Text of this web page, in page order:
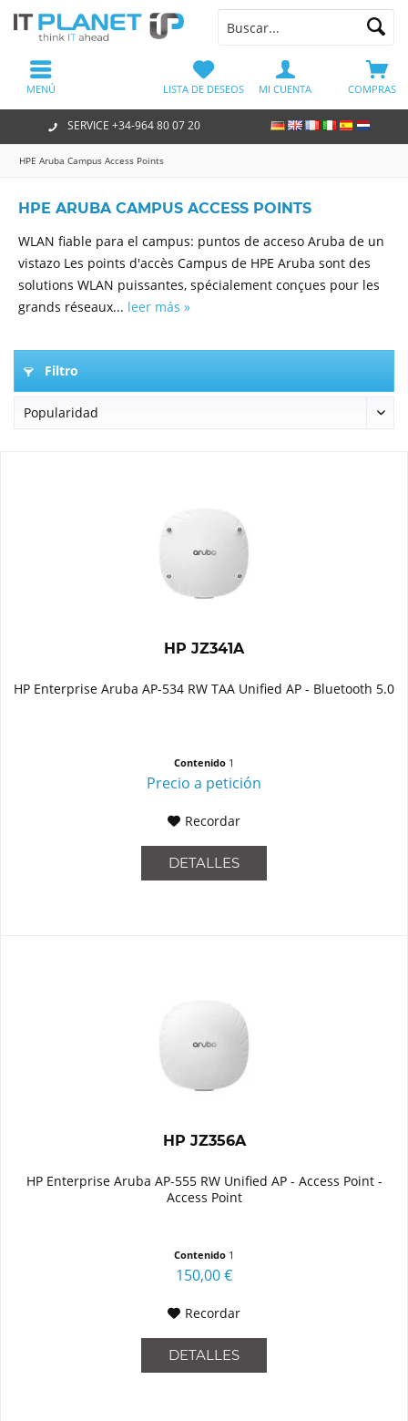
SERVICE +34-964 80 07 20
COMPRAS
LISTA DE DESEOS MI CUENTA
MENÚ
HPE Aruba Campus Access Points
HPE ARUBA CAMPUS ACCESS POINTS
WLAN fiable para el campus: puntos de acceso Aruba de un
vistazo Les points d'accès Campus de HPE Aruba sont des
solutions WLAN puissantes, spécialement conçues pour les
grands réseaux... leer más »
Filtro
HP JZ341A
HP Enterprise Aruba AP-534 RW TAA Unified AP - Bluetooth 5.0
Contenido 1
Precio a petición
Recordar
DETALLES
HP JZ356A
HP Enterprise Aruba AP-555 RW Unified AP - Access Point -
Access Point
Contenido 1
150,00 €
Recordar
DETALLES